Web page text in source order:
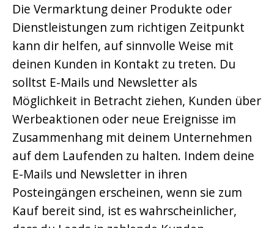
Die Vermarktung deiner Produkte oder
Dienstleistungen zum richtigen Zeitpunkt
kann dir helfen, auf sinnvolle Weise mit
deinen Kunden in Kontakt zu treten. Du
solltst E-Mails und Newsletter als
Möglichkeit in Betracht ziehen, Kunden über
Werbeaktionen oder neue Ereignisse im
Zusammenhang mit deinem Unternehmen
auf dem Laufenden zu halten. Indem deine
E-Mails und Newsletter in ihren
Posteingängen erscheinen, wenn sie zum
Kauf bereit sind, ist es wahrscheinlicher,